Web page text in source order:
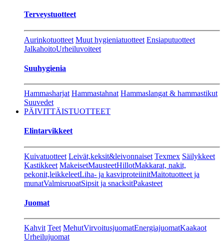
Terveystuotteet
Aurinkotuotteet Muut hygieniatuotteet Ensiaputuotteet
JalkahoitoUrheiluvoiteet
Suuhygienia
Hammasharjat Hammastahnat Hammaslangat & hammastikut
Suuvedet
PÄIVITTÄISTUOTTEET
Elintarvikkeet
Kuivatuotteet Leivät,keksit&leivonnaiset Texmex Säilykkeet
Kastikkeet MakeisetMausteetHillotMakkarat, nakit,
pekonit,leikkeleetLiha- ja kasviproteiinitMaitotuotteet ja
munatValmisruoatSipsit ja snacksitPakasteet
Juomat
Kahvit Teet MehutVirvoitusjuomatEnergiajuomatKaakaot
Urheilujuomat